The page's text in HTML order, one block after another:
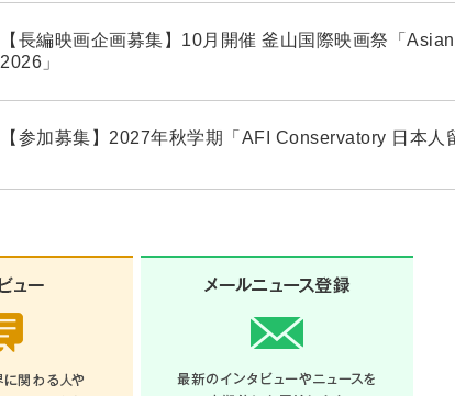
【長編映画企画募集】10月開催 釜山国際映画祭「
2026」
【参加募集】2027年秋学期「AFI Conservatory 日本人